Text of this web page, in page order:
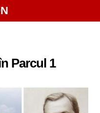
Parcul 1